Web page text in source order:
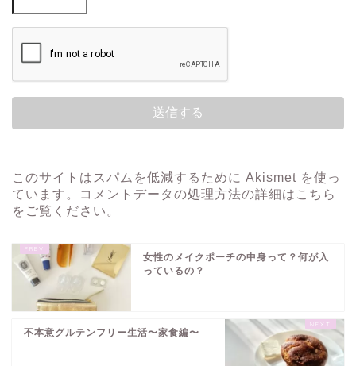
このサイトはスパムを低減するために Akismet を使っ
ています。
コメントデータの処理方法の詳細はこちら
をご覧ください 。
女性のメイクポーチの中身って？何が入
っているの？
不本意グルテンフリー生活〜家食編〜